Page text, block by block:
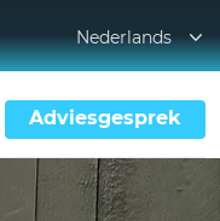
Nederlands
Adviesgesprek